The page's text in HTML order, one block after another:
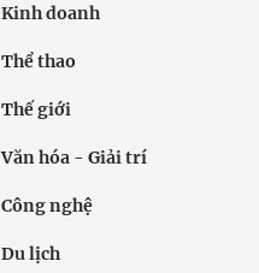
Kinh doanh
Thể thao
Thế giới
Văn hóa - Giải trí
Công nghệ
Du lịch